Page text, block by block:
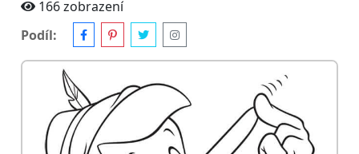
166 zobrazení
Podíl: